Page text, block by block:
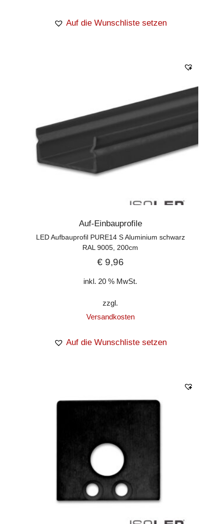
Auf die Wunschliste setzen
Auf-Einbauprofile
LED Aufbauprofil PURE14 S Aluminium schwarz
RAL 9005, 200cm
€9,96
inkl. 20 % MwSt.
zzgl.
Versandkosten
Auf die Wunschliste setzen